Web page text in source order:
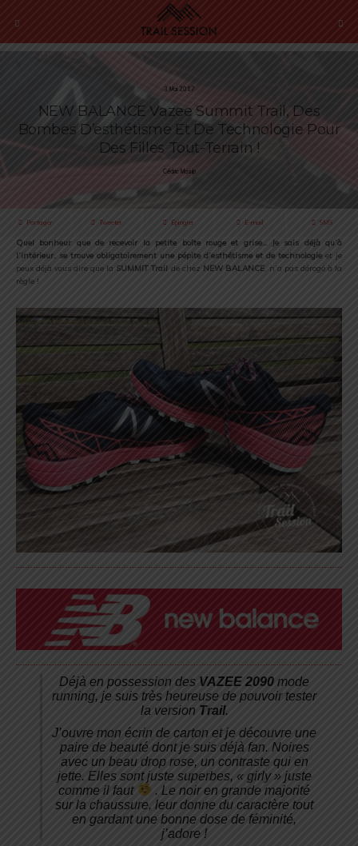
3 Mai 2017
NEW BALANCE Vazee Summit Trail, Des
Bombes D’esthétisme Et De Technologie Pour
Des Filles Tout-Terrain !
Cédric Masip
Partager Tweeter Épingler E-mail SMS
Quel bonheur que de recevoir la petite boîte rouge et grise… Je sais déjà qu’à
l’intérieur, se trouve obligatoirement une pépite d’esthétisme et de technologie et je
peux déjà vous dire que la SUMMIT Trail de chez NEW BALANCE, n’a pas dérogé à la
règle !
Déjà en possession des VAZEE 2090 mode
running, je suis très heureuse de pouvoir tester
la version Trail.
J’ouvre mon écrin de carton et je découvre une
paire de beauté dont je suis déjà fan. Noires
avec un beau drop rose, un contraste qui en
jette. Elles sont juste superbes, « girly » juste
comme il faut
. Le noir en grande majorité
sur la chaussure, leur donne du caractère tout
en gardant une bonne dose de féminité,
j’adore !